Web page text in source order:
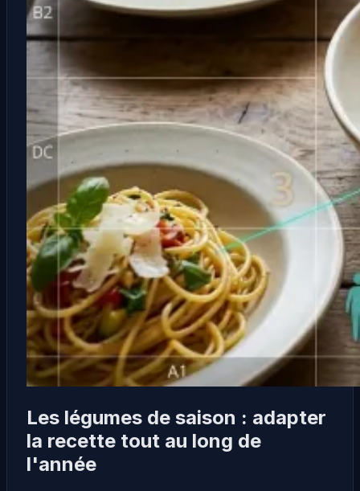
Les légumes de saison : adapter
la recette tout au long de
l'année